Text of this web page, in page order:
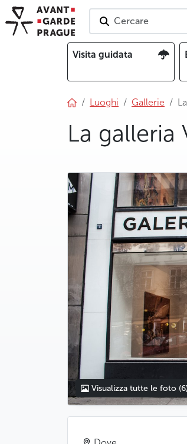
Cercare
Visita guidata
Luoghi Gallerie
La galleria
photo 5
photo 6
Visualizza tutte le foto